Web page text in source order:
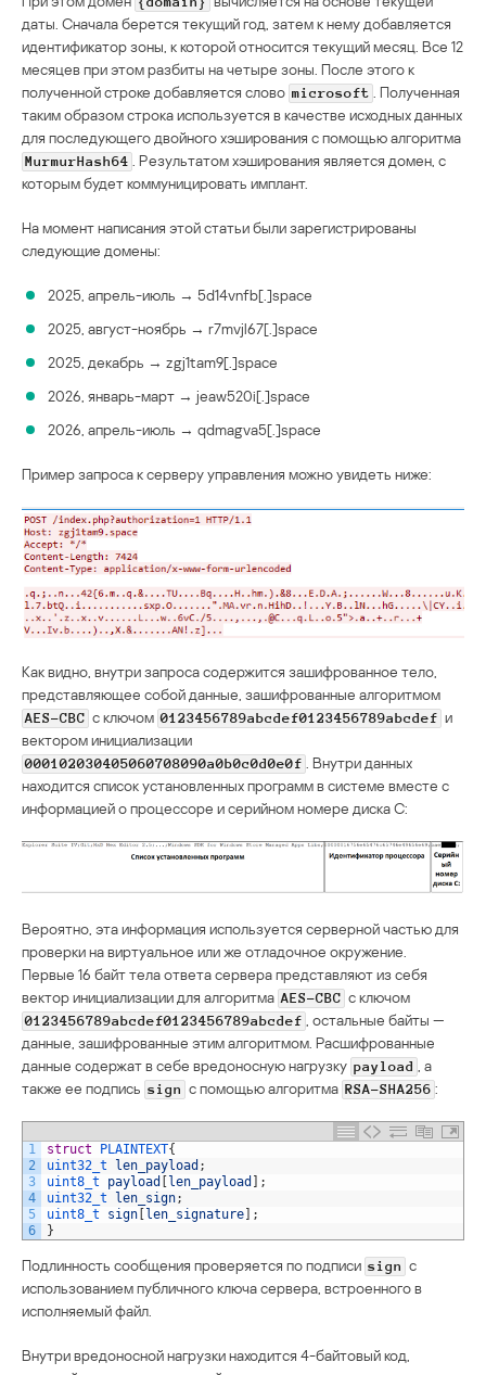
даты. Сначала берется текущий год, затем к нему добавляется
идентификатор зоны, к которой относится текущий месяц. Все 12
месяцев при этом разбиты на четыре зоны. После этого к
полученной строке добавляется слово microsoft
. Полученная
таким образом строка используется в качестве исходных данных
для последующего двойного хэширования с помощью алгоритма
MurmurHash64
. Результатом хэширования является домен, с
которым будет коммуницировать имплант.
На момент написания этой статьи были зарегистрированы
следующие домены:
2025, апрель-июль → 5d14vnfb[.]space
2025, август-ноябрь → r7mvjl67[.]space
2025, декабрь → zgj1tam9[.]space
2026, январь-март → jeaw520i[.]space
2026, апрель-июль → qdmagva5[.]space
Пример запроса к серверу управления можно увидеть ниже:
Как видно, внутри запроса содержится зашифрованное тело,
представляющее собой данные, зашифрованные алгоритмом
AES-CBC с ключом 0123456789abcdef0123456789abcdef и
вектором инициализации
000102030405060708090a0b0c0d0e0f
. Внутри данных
находится список установленных программ в системе вместе с
информацией о процессоре и серийном номере диска С:
Вероятно, эта информация используется серверной частью для
проверки на виртуальное или же отладочное окружение.
Первые 16 байт тела ответа сервера представляют из себя
вектор инициализации для алгоритма AES-CBC с ключом
0123456789abcdef0123456789abcdef
, остальные байты —
данные, зашифрованные этим алгоритмом. Расшифрованные
данные содержат в себе вредоносную нагрузку payload
, а
также ее подпись sign с помощью алгоритма RSA-SHA256 :
1
2
3
4
5
6
struct PLAINTEXT{
uint32_t len_payload ;
uint8_t payload [len_payload ] ;
uint32_t len_sign;
uint8_t sign [len_signature] ;
}
Подлинность сообщения проверяется по подписи sign c
использованием публичного ключа сервера, встроенного в
исполняемый файл.
Внутри вредоносной нагрузки находится 4-байтовый код,